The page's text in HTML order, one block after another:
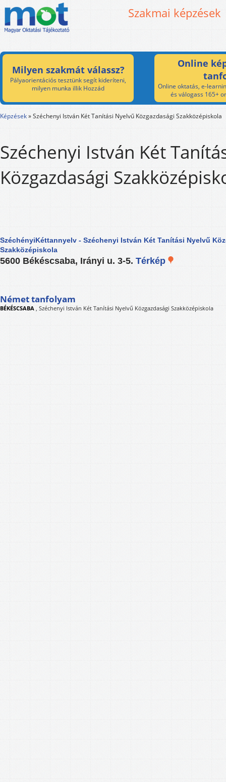
Szakmai képzések
Milyen szakmát válassz?
Pályaorientációs tesztünk segít kideríteni,
milyen munka illik Hozzád
Online
Online oktatás, e-
és válogass 165+
Képzések»Széchenyi István Két Tanítási Nyelvű Közgazdasági Szakközépiskola
Széchenyi István Két
Közgazdasági
SzéchényiKéttannyelv - Széchenyi István Két Tanítási Nyelvű
Szakközépiskola
5600 Békéscsaba, Irányi u. 3-5. Térkép
Német tanfolyam
BÉKÉSCSABA Széchenyi István Két Tanítási Nyelvű Közgazdasági Szakközépiskola